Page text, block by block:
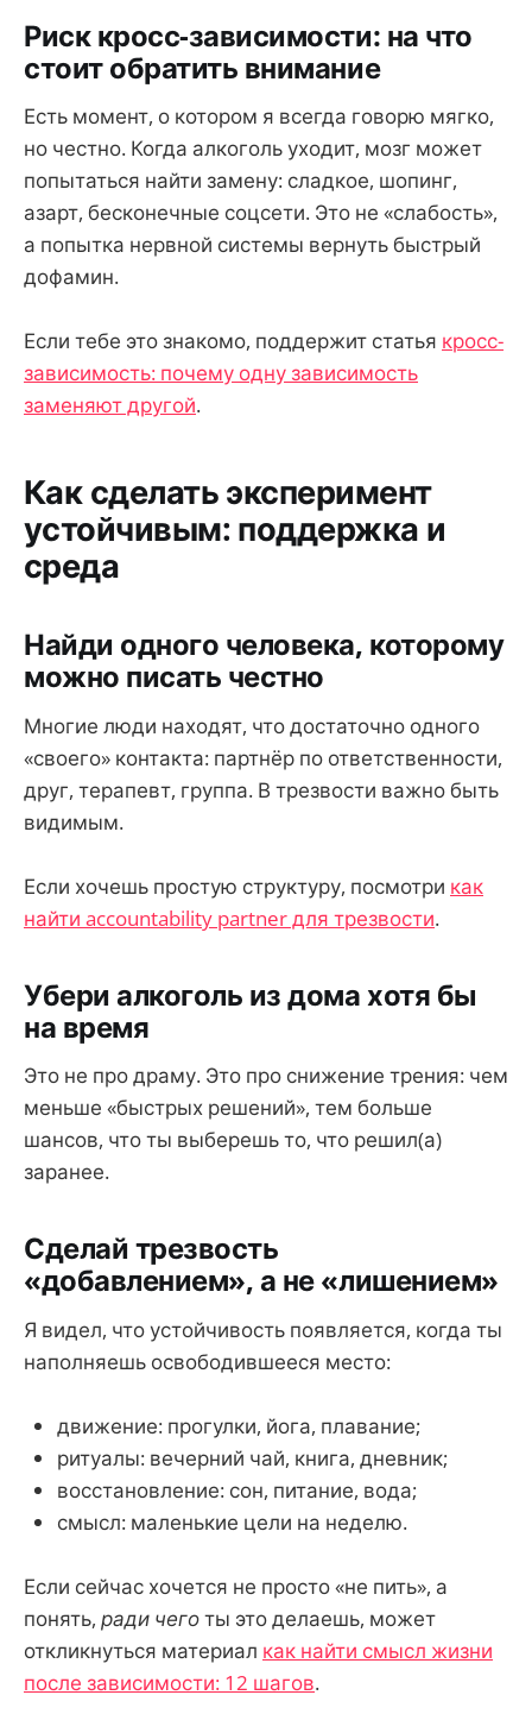
Риск кросс-зависимости: на что
стоит обратить внимание
Есть момент, о котором я всегда говорю мягко,
но честно. Когда алкоголь уходит, мозг может
попытаться найти замену: сладкое, шопинг,
азарт, бесконечные соцсети. Это не «слабость»,
а попытка нервной системы вернуть быстрый
дофамин.
Если тебе это знакомо, поддержит статья кросс-
зависимость: почему одну зависимость
заменяют другой.
Как сделать эксперимент
устойчивым: поддержка и
среда
Найди одного человека, которому
можно писать честно
Многие люди находят, что достаточно одного
«своего» контакта: партнёр по ответственности,
друг, терапевт, группа. В трезвости важно быть
видимым.
Если хочешь простую структуру, посмотри как
найти accountability partner для трезвости.
Убери алкоголь из дома хотя бы
на время
Это не про драму. Это про снижение трения: чем
меньше «быстрых решений», тем больше
шансов, что ты выберешь то, что решил(а)
заранее.
Сделай трезвость
«добавлением», а не «лишением»
Я видел, что устойчивость появляется, когда ты
наполняешь освободившееся место:
движение: прогулки, йога, плавание;
ритуалы: вечерний чай, книга, дневник;
восстановление: сон, питание, вода;
смысл: маленькие цели на неделю.
Если сейчас хочется не просто «не пить», а
понять, ради чеготы это делаешь, может
откликнуться материал как найти смысл жизни
после зависимости: 12 шагов.